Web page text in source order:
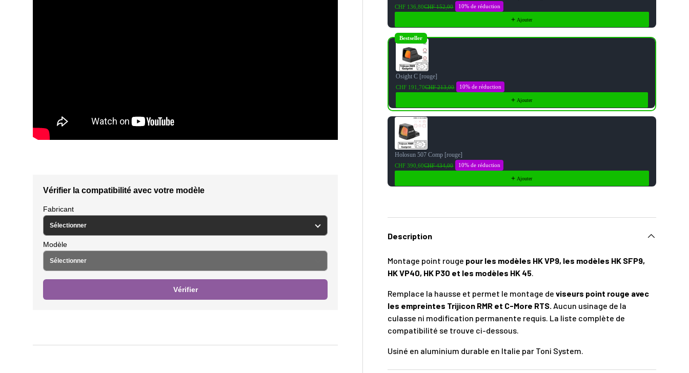
CHF 136,80CHF 152,00 10% de réduction
Ajouter
Osight C [rouge]
CHF 191,70CHF 213,00 10% de réduction
Ajouter
Bestseller
Holosun 507 Comp [rouge]
CHF 390,60CHF 434,00 10% de réduction
Ajouter
Description
Montage point rouge pour les modèles HK VP9, les modèles HK SFP9,
HK VP40, HK P30 et les modèles HK 45.
Remplace la hausse et permet le montage deviseurs point rouge avec
les empreintes Trijicon RMR et C-More RTS. Aucun usinage de la
culasse ni modification permanente requis. La liste complète de
compatibilité se trouve ci-dessous.
Usiné en aluminium durable en Italie par Toni System.
Vérifier la compatibilité avec votre modèle
Fabricant
Modèle
Vérifier